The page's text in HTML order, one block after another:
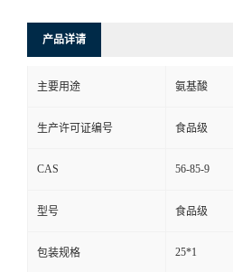
产品详请
主要用途 氨基酸
生产许可证编号 食品级
CAS 56-85-9
型号 食品级
包装规格 25*1